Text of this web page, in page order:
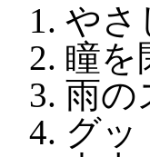
やさ
瞳を
雨の
グッ